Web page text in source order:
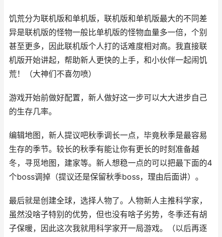
饥荒分为联机版和单机版，联机版和单机版最大的不同差
异是联机版的怪物一般比单机版的怪物血量多一倍，个别
甚至更多，因此联机版个人打的话难度相对高。我直接联
机版开始讲起，帮助新人更快的上手，和小伙伴一起闹饥
荒！（大神们不喜勿喷）
游戏开始前做好配置，新人做好这一步可以大大进步自己
的生存几率。
编辑地图，新人提议吧秋季调长一点，毕竟秋季是最容易
生存的季节。较长的秋季有能让你有更长的时刻准备越
冬，寻觅地图，建家等。新人想稳一点的可以把最下面的4
个boss调掉（提议还是保留秋季boss，理由后面讲）。
最后就是创建全球，选择人物了。人物新人主推科学家，
虽然没啥子特别的优势，但也没有啥子劣势，冬季还有胡
子保暖，因此这次我就用科学家开一局游戏。（以后再逐